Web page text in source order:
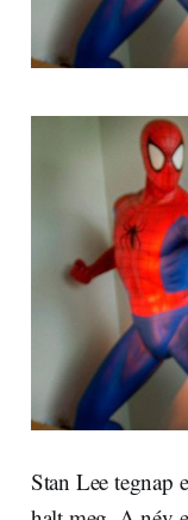
Stan Lee tegnap